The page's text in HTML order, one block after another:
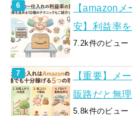
【amazon
安】利益率
7.2k件のビュー
【重要】メ
販路だと無理
5.8k件のビュー